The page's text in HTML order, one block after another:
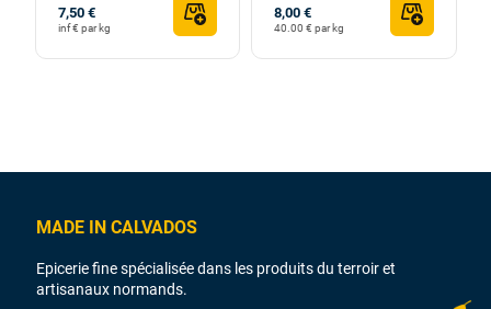
7,50 €
inf € par kg
8,00 €
40.00 € par kg
MADE IN CALVADOS
Epicerie fine spécialisée dans les produits du terroir et
artisanaux normands.